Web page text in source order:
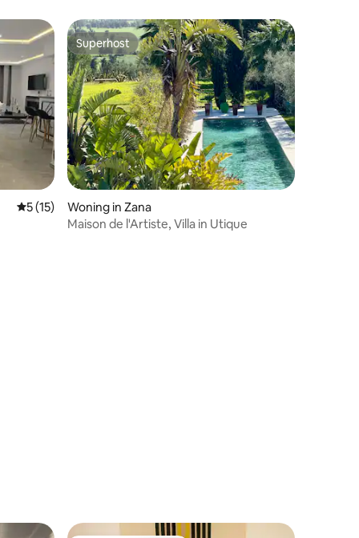
Gemiddelde beoordeling van 5 uit 5, 15 recensies
5 (15)
Superhost
Superhost
Woning in Zana
Maison de l'Artiste, Villa in Utique